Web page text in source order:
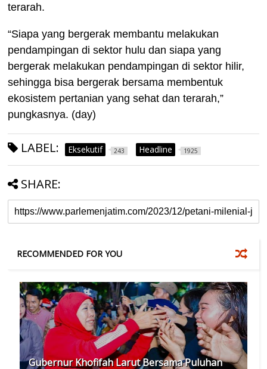
terarah.
“Siapa yang bergerak membantu melakukan
pendampingan di sektor hulu dan siapa yang
bergerak melakukan pendampingan di sektor hilir,
sehingga bisa bergerak bersama membentuk
ekosistem pertanian yang sehat dan terarah,”
pungkasnya. (day)
LABEL: Eksekutif 243 Headline 1925
SHARE:
RECOMMENDED FOR YOU
Gubernur Khofifah Larut Bersama Puluhan